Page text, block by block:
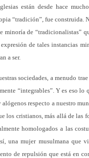
están desde hace
“tradición”, fue construida.
de “tradicionalistas”
de tales instancias
a ser.
sociedades, a menudo
“integrables”. Y es eso lo
respecto a nuestro
los cristianos, más allá de las
homologados a las
una mujer musulmana que
de repulsión que está en